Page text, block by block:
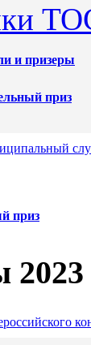
и призеры
приз
приз